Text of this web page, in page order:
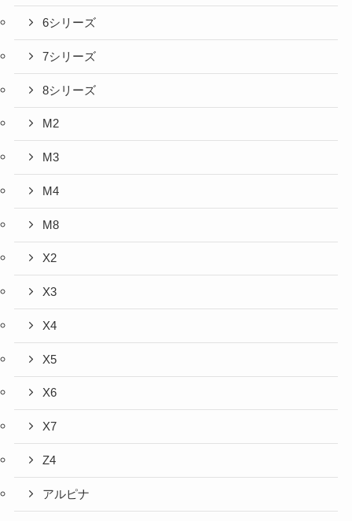
6シリーズ
7シリーズ
8シリーズ
M2
M3
M4
M8
X2
X3
X4
X5
X6
X7
Z4
アルピナ